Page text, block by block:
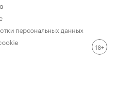
персональных данных
18+